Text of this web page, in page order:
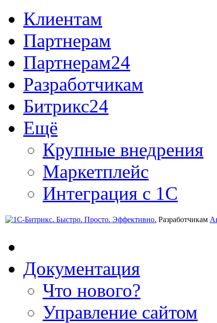
Клиентам
Партнерам
Партнерам24
Разработчикам
Битрикс24
Ещё
Крупные внедрения
Маркетплейс
Интеграция с 1С
Разработчикам
Документация
Что нового?
Управление сайтом